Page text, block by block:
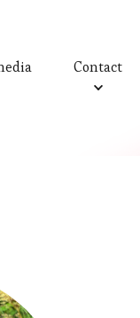
Contact